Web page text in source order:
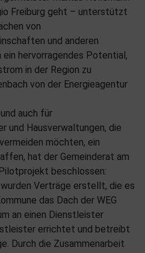
Freiburg geht – unterstützt
von
und anderen
hervorragendes Potential,
in der Region zu
von der Energieagentur
auch für
und Hausverwaltungen, die
möchten, ein
hat der Gemeinderat am
beschlossen:
Verträge erstellt, die es
das Dach der WEG
an einen Dienstleister
errichtet und betreibt
Durch die Zusammenarbeit